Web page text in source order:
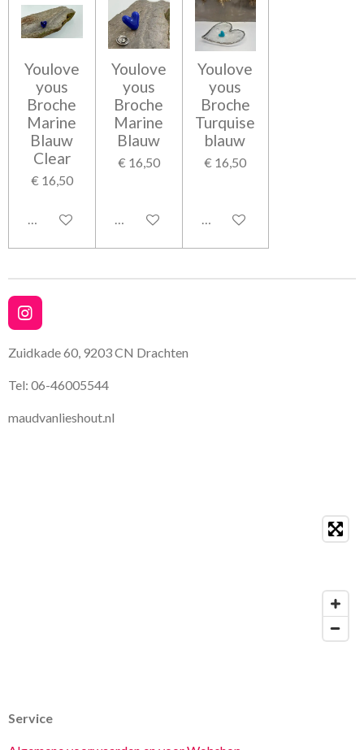
Youlove
yous
Broche
Marine
Blauw
Clear
€ 16,50
Bekijk details
Youlove
yous
Broche
Marine
Blauw
€ 16,50
Bekijk details
Youlove
yous
Broche
Turquise
blauw
€ 16,50
Bekijk details
I
n
s
a
a
Zuidkade 60, 9203 CN Drachten
Tel: 06-46005544
maudvanlieshout.nl
Service